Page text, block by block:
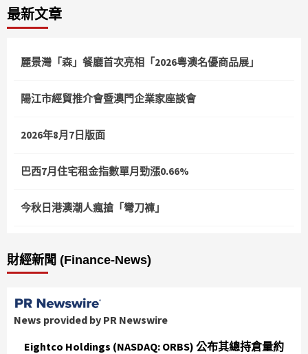
最新文章
麗景灣「森」餐廳首次亮相「2026粵澳名優商品展」
陽江市經貿推介會暨澳門企業家座談會
2026年8月7日版面
巴西7月住宅租金指數單月勁漲0.66%
今秋日港澳潮人瘋搶「彎刀褲」
財經新聞 (Finance-News)
News provided by PR Newswire
Eightco Holdings (NASDAQ: ORBS) 公布其總持倉量約